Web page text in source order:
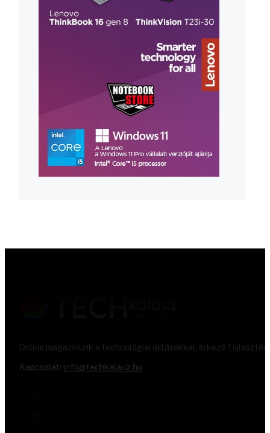
Online magazinunk a technológiai újításokkal, érkező
Kapcsolat: info@techkalauz.hu